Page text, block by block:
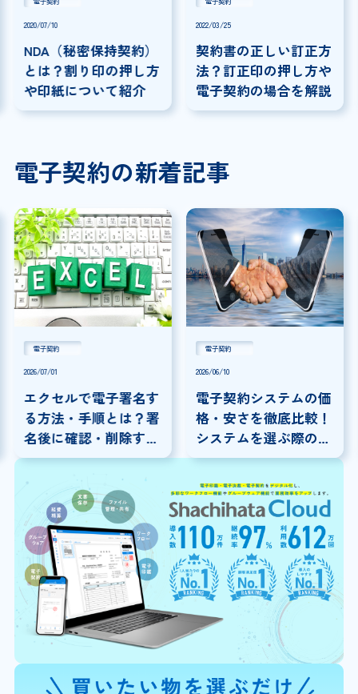
2020/07/10
NDA（秘密保持契約）
とは？割り印の押し方
や印紙について紹介
2022/03/25
契約書の正しい訂正方
法？訂正印の押し方や
電子契約の場合を解説
電子契約の新着記事
電子契約
2026/07/01
エクセルで電子署名す
る方法・手順とは？署
名後に確認・削除する
方法も解説
電子契約
2026/06/10
電子契約システムの価
格・安さを徹底比較！
システムを選ぶ際の注
意点を解説